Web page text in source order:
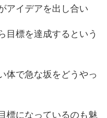
アイデアを出し合い
目標を達成するという
体で急な坂をどうやっ
標になっているのも魅